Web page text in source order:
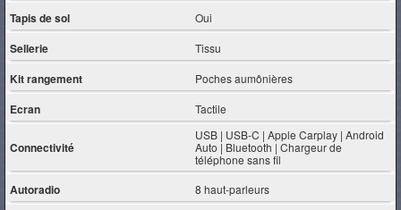
Tapis de sol Oui
Sellerie Tissu
Kit rangement Poches aumônières
Ecran Tactile
Connectivité
USB | USB-C | Apple Carplay | Android
Auto | Bluetooth | Chargeur de
téléphone sans fil
Autoradio 8 haut-parleurs